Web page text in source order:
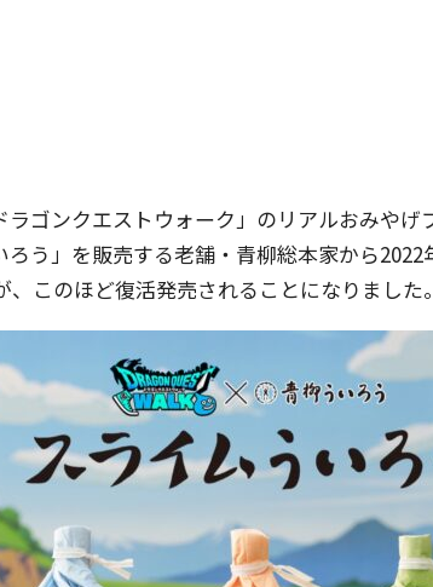
ラゴンクエストウォーク」のリアルおみやげ
ろう」を販売する老舗・青柳総本家から2022
、このほど復活発売されることになりました。